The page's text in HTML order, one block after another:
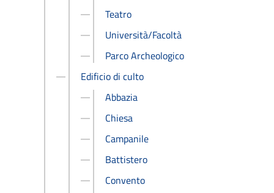
Teatro
Università/Facoltà
Parco Archeologico
Edificio di culto
Abbazia
Chiesa
Campanile
Battistero
Convento